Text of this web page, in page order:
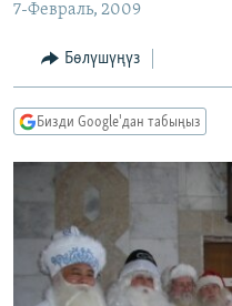
САЯСАТ
ЭКОНОМИКА
ДҮЙНӨ
БОРБОР АЗИЯ
УКРАИНА
АТАЙЫН ИЛИКТӨӨ
БҮГҮН АЗАТТЫКТА
ЭКСПЕРТТЕР ТАЛДАЙТ
БИЗ ЖАНА ДҮЙНӨ
ДАНИСТЕ
ЭЖЕ-СИҢДИЛЕР
ПОДКАСТ
ӨЗГӨЧӨ ПИКИР
Русский
ОНЛАЙН ШЕРИНЕ
7-Февраль, 2009
Бөлүшүңүз
Бизди Google'дан табыңыз